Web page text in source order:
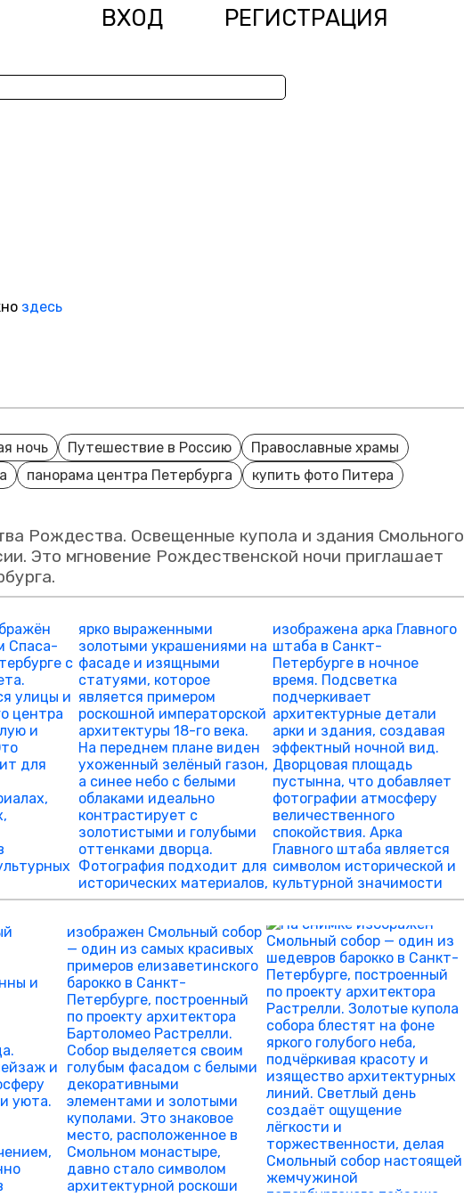
ВХОД РЕГИСТРАЦИЯ
здесь
ночь Путешествие в Россию
Православные храмы
панорама центра Петербурга
купить фото Питера
Рождества. Освещенные купола и здания Смольного
Это мгновение Рождественской ночи приглашает